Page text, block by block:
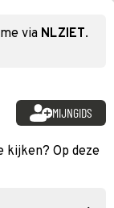
via NLZIET.
MIJNGIDS
kijken? Op deze